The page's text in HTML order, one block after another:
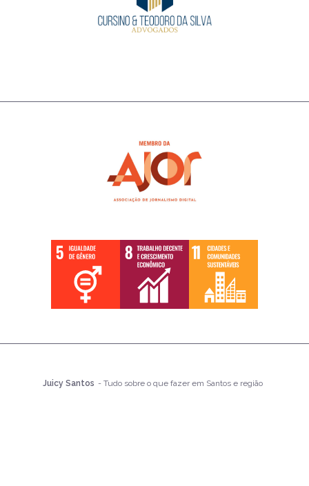
Juicy Santos - Tudo sobre o que fazer em Santos e região